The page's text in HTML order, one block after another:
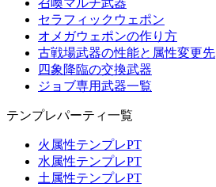
召喚マルチ武器
セラフィックウェポン
オメガウェポンの作り方
古戦場武器の性能と属性変更先
四象降臨の交換武器
ジョブ専用武器一覧
テンプレパーティ一覧
火属性テンプレPT
水属性テンプレPT
土属性テンプレPT